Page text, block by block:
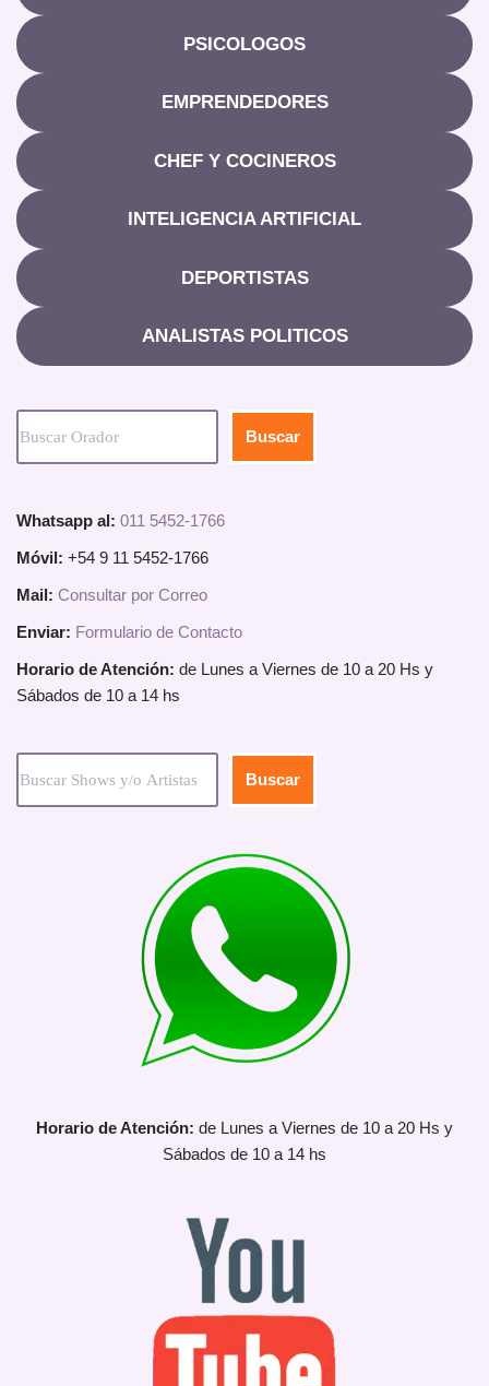
PSICOLOGOS
EMPRENDEDORES
CHEF Y COCINEROS
INTELIGENCIA ARTIFICIAL
DEPORTISTAS
ANALISTAS POLITICOS
Buscar
Whatsapp al: 011 5452-1766
Móvil: +54 9 11 5452-1766
Mail: Consultar por Correo
Enviar: Formulario de Contacto
Horario de Atención: de Lunes a Viernes de 10 a 20 Hs y
Sábados de 10 a 14 hs
Buscar
Horario de Atención: de Lunes a Viernes de 10 a 20 Hs y
Sábados de 10 a 14 hs